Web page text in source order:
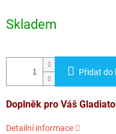
cena:
Skladem
Přidat do
Doplněk pro Váš
Detailní informace